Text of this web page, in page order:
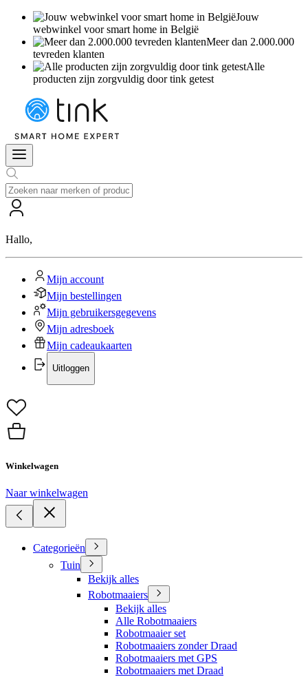
Jouw
webwinkel voor smart home in België
Meer dan 2.000.000
tevreden klanten
Alle
producten zijn zorgvuldig door tink getest
Hallo,
Mijn account
Mijn bestellingen
Mijn gebruikersgegevens
Mijn adresboek
Mijn cadeaukaarten
Uitloggen
Winkelwagen
Naar winkelwagen
Categorieën
Tuin
Bekijk alles
Robotmaaiers
Bekijk alles
Alle Robotmaaiers
Robotmaaier set
Robotmaaiers zonder Draad
Robotmaaiers met GPS
Robotmaaiers met Draad